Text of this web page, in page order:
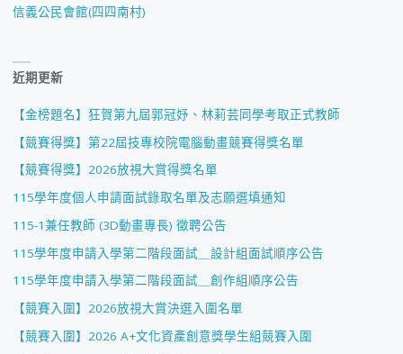
信義公民會館(四四南村)
近期更新
【金榜題名】狂賀第九屆郭冠妤、林莉芸同學考取正式教師
【競賽得獎】第22屆技專校院電腦動畫競賽得獎名單
【競賽得獎】2026放視大賞得獎名單
115學年度個人申請面試錄取名單及志願選填通知
115-1兼任教師 (3D動畫專長) 徵聘公告
115學年度申請入學第二階段面試＿設計組面試順序公告
115學年度申請入學第二階段面試＿創作組順序公告
【競賽入圍】2026放視大賞決選入圍名單
【競賽入圍】2026 A+文化資產創意獎學生組競賽入圍